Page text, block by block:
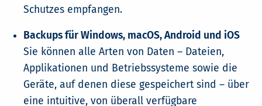
Schutzes empfangen.
Backups für Windows, macOS, Android und iOS
Sie können alle Arten von Daten – Dateien,
Applikationen und Betriebssysteme sowie die
Geräte, auf denen diese gespeichert sind – über
eine intuitive, von überall verfügbare